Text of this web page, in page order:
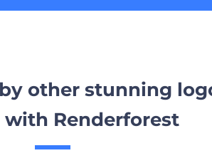
other stunning
with Renderforest